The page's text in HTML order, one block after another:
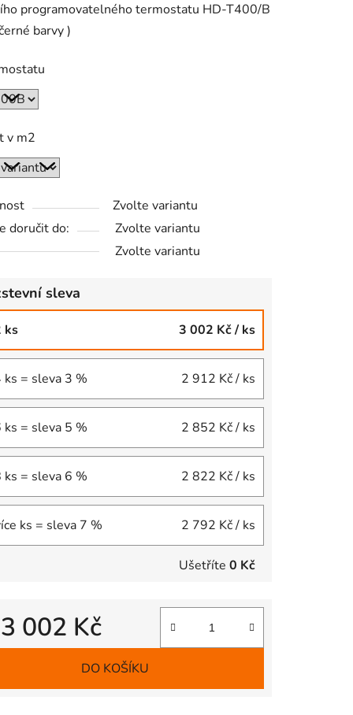
programovatelného termostatu HD-T400/B
barvy )
v m2
Zvolte variantu
doručit do:
Zvolte variantu
Zvolte variantu
sleva
ks 3 002 Kč/ ks
= sleva 3 % 2 912 Kč/ ks
= sleva 5 % 2 852 Kč/ ks
= sleva 6 % 2 822 Kč/ ks
ks = sleva 7 % 2 792 Kč/ ks
Ušetříte 0 Kč
3 002 Kč
DO KOŠÍKU